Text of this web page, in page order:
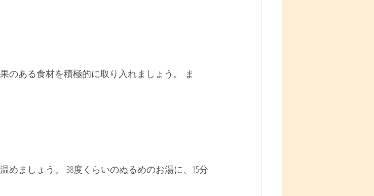
のある食材を積極的に取り入れましょう。 ま
ましょう。 38度くらいのぬるめのお湯に、15分